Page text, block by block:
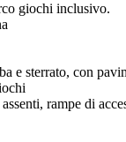
giochi inclusivo.
e sterrato, con
rampe di